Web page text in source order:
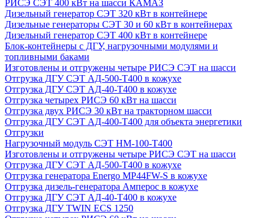
РИСЭ СЭТ 400 кВт на шасси КАМАЗ
Дизельный генератор СЭТ 320 кВт в контейнере
Дизельные генераторы СЭТ 30 и 60 кВт в контейнерах
Дизельный генератор СЭТ 400 кВт в контейнере
Блок-контейнеры с ДГУ, нагрузочными модулями и
топливными баками
Изготовлены и отгружены четыре РИСЭ СЭТ на шасси
Отгрузка ДГУ СЭТ АД-500-Т400 в кожухе
Отгрузка ДГУ СЭТ АД-40-Т400 в кожухе
Отгрузка четырех РИСЭ 60 кВт на шасси
Отгрузка двух РИСЭ 30 кВт на тракторном шасси
Отгрузка ДГУ СЭТ АД-400-Т400 для объекта энергетики
Отгрузки
Нагрузочный модуль СЭТ НМ-100-Т400
Изготовлены и отгружены четыре РИСЭ СЭТ на шасси
Отгрузка ДГУ СЭТ АД-500-Т400 в кожухе
Отгрузка генератора Energo MP44FW-S в кожухе
Отгрузка дизель-генератора Амперос в кожухе
Отгрузка ДГУ СЭТ АД-40-Т400 в кожухе
Отгрузка ДГУ TWIN ECS 1250